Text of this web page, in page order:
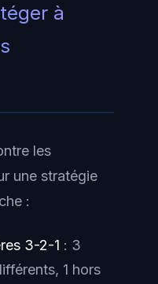
à
les
une stratégie
:
3-2-1 : 3
1 hors